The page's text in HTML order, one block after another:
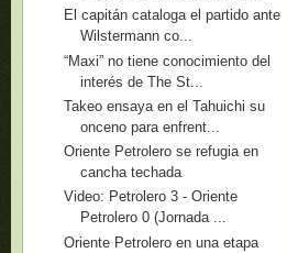
El capitán cataloga el partido ante
Wilstermann co...
“Maxi” no tiene conocimiento del
interés de The St...
Takeo ensaya en el Tahuichi su
onceno para enfrent...
Oriente Petrolero se refugia en
cancha techada
Video: Petrolero 3 - Oriente
Petrolero 0 (Jornada ...
Oriente Petrolero en una etapa